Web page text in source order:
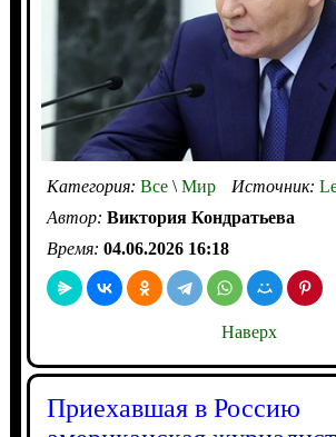
Категория: Все\Мир Источник:
Автор: Виктория Кондратьева
Время: 04.06.2026 16:18
Наверх
Приехавшая в Россию